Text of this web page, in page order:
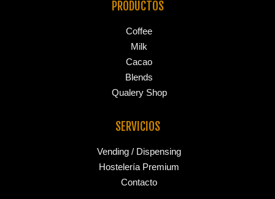
PRODUCTOS
Coffee
Milk
Cacao
Blends
Qualery Shop
SERVICIOS
Vending / Dispensing
Hostelería Premium
Contacto